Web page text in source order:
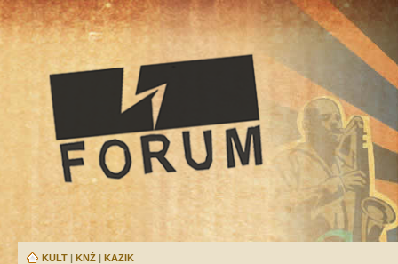
KULT | KNŻ | KAZIK